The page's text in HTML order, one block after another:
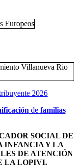
2026
de familias
SOCIAL DE
INFANCIA Y LA
DE ATENCIÓN
LA LOPIVI.